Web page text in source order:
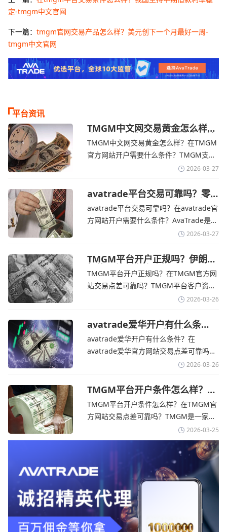
定-tmgm中文官网
下一篇： tmgm官网交易产品怎么样？美元创下一个月最好一周-
tmgm中文官网
平台资讯
TMGM中文网交易黄金怎么样？
金价下跌，市场评估伊朗停火前
景-TMGM官网
TMGM中文网交易黄金怎么样？在TMGM
官方网站开户需要什么条件？‌‌‌TMGM支持
全球主流的MT4/MT5平台，同时提供功能
险管理工具。通过TMGM官网交易资讯了
解，金价周四回落，受​美元走强和油价上
涨，使通胀担忧保持不变‌对加息的持续预
2026-03-27
avatrade平台交易可靠吗？零
售企业称中东地区冲突正推高成
本avatrade官网
avatrade平台交易可靠吗？在avatrade官
方网站开户需要什么条件？‌‌‌AvaTrade是一
个在交易优势和可靠性两方面都非常均衡
在学习和探索中成长的新手交易者。通过
avatrade官网交易资讯了解，零售企业警
告称，中东地区的冲突正在推高成本，如
2026-03-27
TMGM平台开户正规吗？伊朗仍
拒绝与美国直接谈判-TMGM官
网
TMGM平台开户正规吗？在TMGM官方网
站交易点差可靠吗？‌‌‌TMGM平台客户资金
存放在澳大利亚国民银行等顶级银行的独
TMGM官网交易资讯了解，伊朗外交部长
表示，尽管德黑兰高级官员正在审查美国
结束战争的提议
2026-03-26
avatrade爱华开户有什么条
件？亚洲市场交易喜忧参半-
avatrade爱华官网
avatrade爱华开户有什么条件？在
avatrade爱华官方网站交易点差可靠吗？‌‌‌
avatrade爱华平台的新手可以用很小的成
标准的MT4、MT5，以及自研的
AvaTradeGO和AvaOptions。通过
avatrade爱华官网交易资讯了解，据伊朗
2026-03-26
TMGM平台开户条件怎么样？美
伊和谈传闻引发油价暴跌-
TMGM官网
TMGM平台开户条件怎么样？在TMGM官
方网站交易点差可靠吗？‌‌‌TMGM是一家交
易成本极低、产品极其丰富、ASIC监管
+千万保险加持的全球知名经纪商，特别适
合活跃交易者和股票CFD投资者。通过
TMGM官网交易资讯了解，周三亚洲交易
时段,油价暴跌逾6%,布伦特原油跌破每桶
100美元
2026-03-25